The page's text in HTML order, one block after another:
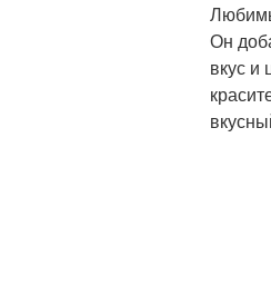
Он
вкус и